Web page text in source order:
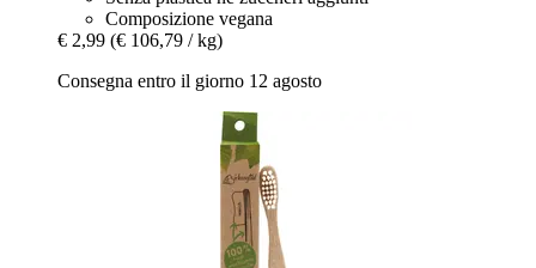
Composizione vegana
€ 2,99 (€ 106,79 / kg)
Consegna entro il giorno 12 agosto